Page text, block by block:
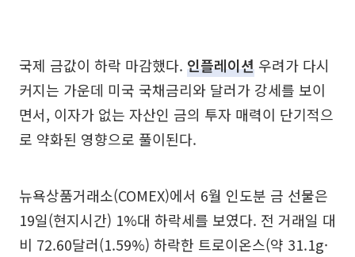
국제 금값이 하락 마감했다. 인플레이션 우려가 다시
커지는 가운데 미국 국채금리와 달러가 강세를 보이
면서, 이자가 없는 자산인 금의 투자 매력이 단기적으
로 약화된 영향으로 풀이된다.
뉴욕상품거래소(COMEX)에서 6월 인도분 금 선물은
19일(현지시간) 1%대 하락세를 보였다. 전 거래일 대
비 72.60달러(1.59%) 하락한 트로이온스(약 31.1g·